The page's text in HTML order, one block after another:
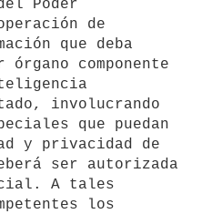
de
que deba
componente
involucrando
que puedan
y privacidad de
ser autorizada
A tales
los